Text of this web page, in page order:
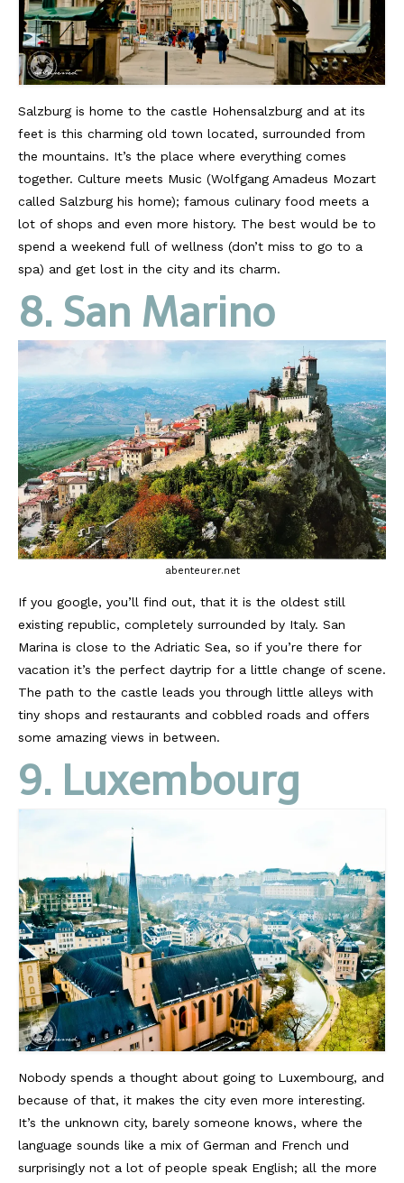
Salzburg is home to the castle Hohensalzburg and at its
feet is this charming old town located, surrounded from
the mountains. It’s the place where everything comes
together. Culture meets Music (Wolfgang Amadeus Mozart
called Salzburg his home); famous culinary food meets a
lot of shops and even more history. The best would be to
spend a weekend full of wellness (don’t miss to go to a
spa) and get lost in the city and its charm.
8. San Marino
abenteurer.net
If you google, you’ll find out, that it is the oldest still
existing republic, completely surrounded by Italy. San
Marina is close to the Adriatic Sea, so if you’re there for
vacation it’s the perfect daytrip for a little change of scene.
The path to the castle leads you through little alleys with
tiny shops and restaurants and cobbled roads and offers
some amazing views in between.
9. Luxembourg
Nobody spends a thought about going to Luxembourg, and
because of that, it makes the city even more interesting.
It’s the unknown city, barely someone knows, where the
language sounds like a mix of German and French und
surprisingly not a lot of people speak English; all the more